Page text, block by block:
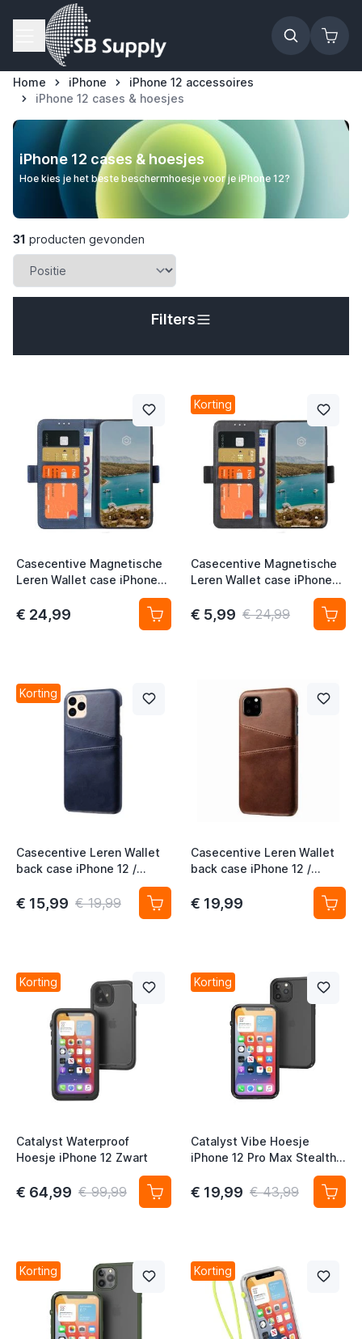
Ga naar de inhoud
Home iPhone
iPhone 12 accessoires
iPhone 12 cases & hoesjes
iPhone 12 cases & hoesjes
Hoe kies je het beste beschermhoesje voor je iPhone 12?
31 producten gevonden
Filters
Casecentive Magnetische
Leren Wallet case iPhone
12 / iPhone 12 Pro blauw
€ 24,99
Korting
Casecentive Magnetische
Leren Wallet case iPhone
12 / iPhone 12 Pro zwart
€ 5,99 € 24,99
Korting
Casecentive Leren Wallet
back case iPhone 12 /
€ 15,99 € 19,99
Casecentive Leren Wallet
back case iPhone 12 /
€ 19,99
Korting
Catalyst Waterproof
Hoesje iPhone 12 Zwart
€ 64,99 € 99,99
Korting
Catalyst Vibe Hoesje
iPhone 12 Pro Max Stealth
€ 19,99 € 43,99
Korting Korting